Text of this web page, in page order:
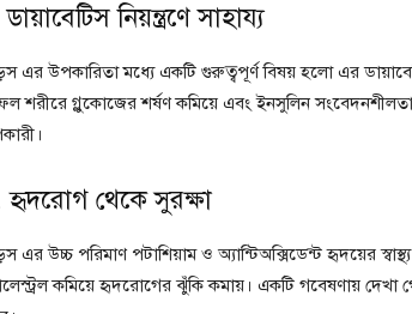
নিয়ন্ত্রণে সাহায্য
এর উপকারিতা মধ্যে একটি গুরুত্বপূর্ণ বিষয় হলো এর
শরীরে গ্লুকোজের শর্ষণ কমিয়ে এবং ইনসুলিন
হৃদরোগ থেকে সুরক্ষা
এর উচ্চ পরিমাণ পটাশিয়াম ও অ্যান্টিঅক্সিডেন্ট হৃদয়ের
কমিয়ে হৃদরোগের ঝুঁকি কমায়। একটি গবেষণায় দেখা